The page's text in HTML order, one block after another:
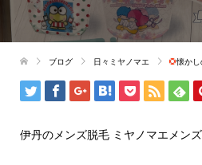
ブログ 日々ミヤノマエ 懐か
伊丹のメンズ脱毛 ミヤノマエメン